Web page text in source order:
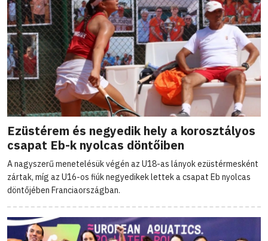
Ezüstérem és negyedik hely a korosztályos
csapat Eb-k nyolcas döntőiben
A nagyszerű menetelésük végén az U18-as lányok ezüstérmesként
zártak, míg az U16-os fiúk negyedikek lettek a csapat Eb nyolcas
döntőjében Franciaországban.